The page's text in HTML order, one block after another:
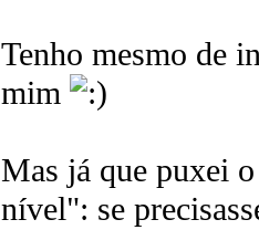
Tenho mesmo de
mim
Mas já que puxei
nível": se